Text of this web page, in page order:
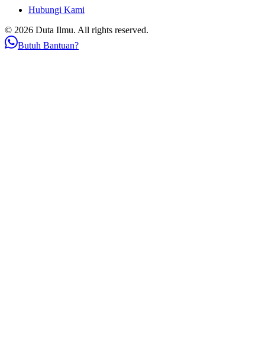
Hubungi Kami
© 2026 Duta Ilmu. All rights reserved.
Butuh Bantuan?